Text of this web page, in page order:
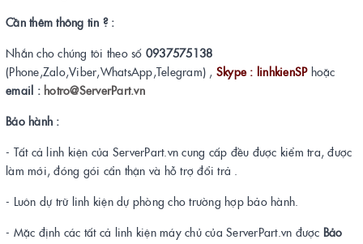
Cần thêm thông tin ? :
Nhắn cho chúng tôi theo số 0937575138
(Phone,Zalo,Viber,WhatsApp,Telegram) , Skype : linhkienSPhoặc
email : hotro@ServerPart.vn
Bảo hành :
- Tất cả linh kiện của ServerPart.vn cung cấp đều được kiểm tra, được
làm mới, đóng gói cẩn thận và hỗ trợ đổi trả .
- Luôn dự trữ linh kiện dự phòng cho trường hợp bảo hành.
- Mặc định các tất cả linh kiện máy chủ của ServerPart.vn được Bảo